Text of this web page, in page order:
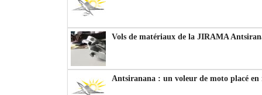
Vols de matériaux de la JIRAMA
Antsiranana : un voleur de moto placé en